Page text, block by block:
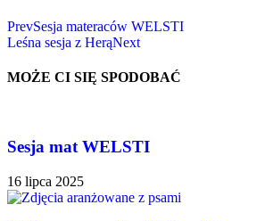
PrevSesja materaców WELSTI
Leśna sesja z HerąNext
MOŻE CI SIĘ SPODOBAĆ
Sesja mat WELSTI
16 lipca 2025